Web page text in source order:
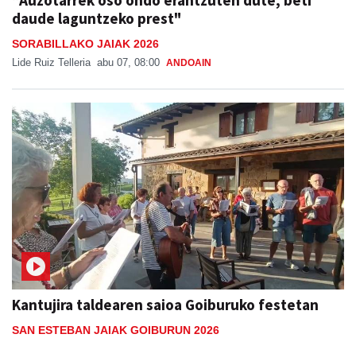
daude laguntzeko prest"
SORABILLAKO JAIAK 2026
Lide Ruiz Telleria abu 07, 08:00 ANDOAIN
Kantujira taldearen saioa Goiburuko festetan
SAN ESTEBAN JAIAK GOIBURUN 2026